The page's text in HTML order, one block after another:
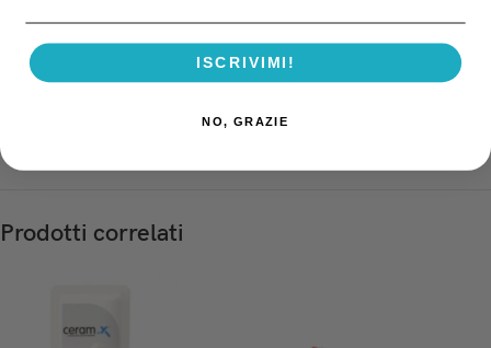
fluida, eccellente capacità di adattamento alla cavità, caratteristiche
uniche di autolivellamento e basso stress da contrazione.
Prodotti correlati
ISCRIVIMI!
NO, GRAZIE